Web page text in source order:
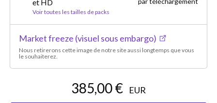
et HD
Voir toutes les tailles de packs
Market freeze (visuel sous embargo)
Nous retirerons cette image de notre site aussi longtemps que vous
le souhaiterez.
385,00 € EUR